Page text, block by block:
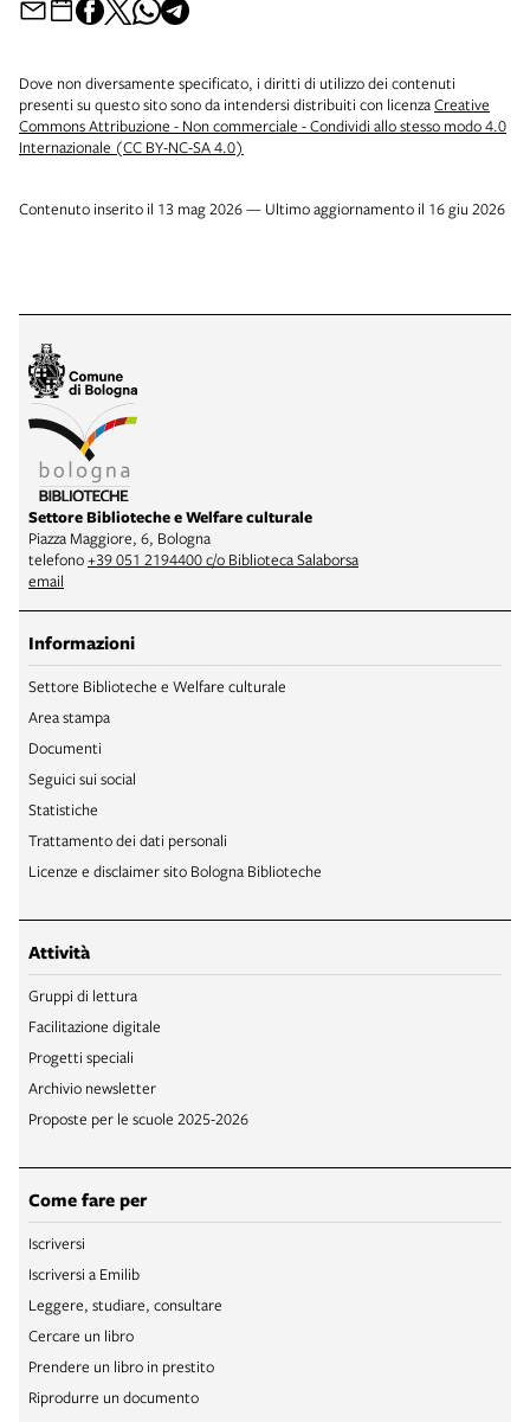
Dove non diversamente specificato, i diritti di utilizzo dei contenuti
presenti su questo sito sono da intendersi distribuiti con licenzaCreative
Commons Attribuzione - Non commerciale - Condividi allo stesso modo 4.0
Internazionale (CC BY-NC-SA 4.0)
Contenuto inserito il 13 mag 2026 — Ultimo aggiornamento il 16 giu 2026
Settore Biblioteche e Welfare culturale
Piazza Maggiore, 6, Bologna
telefono+39 051 2194400 c/o Biblioteca Salaborsa
email
Informazioni
Settore Biblioteche e Welfare culturale
Area stampa
Documenti
Seguici sui social
Statistiche
Trattamento dei dati personali
Licenze e disclaimer sito Bologna Biblioteche
Attività
Gruppi di lettura
Facilitazione digitale
Progetti speciali
Archivio newsletter
Proposte per le scuole 2025-2026
Come fare per
Iscriversi
Iscriversi a Emilib
Leggere, studiare, consultare
Cercare un libro
Prendere un libro in prestito
Riprodurre un documento